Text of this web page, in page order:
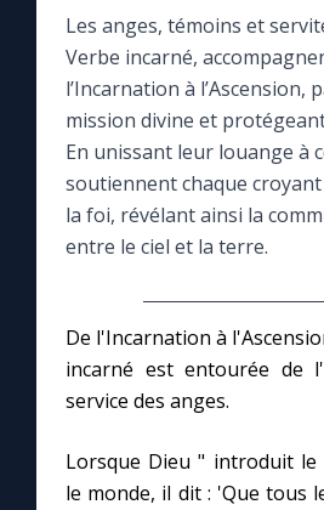
Le magazine
Le site internet
Questions-réponses
Prier au quotidien
Les premiers samedis du mois
Les anges, témoins et
Verbe incarné,
l’Incarnation à l’Ascension,
mission divine et
En unissant leur louange à
soutiennent chaque
la foi, révélant ainsi la
entre le ciel et la terre.
De l'Incarnation à
incarné est entourée de
service des anges.
Lorsque Dieu " introduit le
le monde, il dit : 'Que tous